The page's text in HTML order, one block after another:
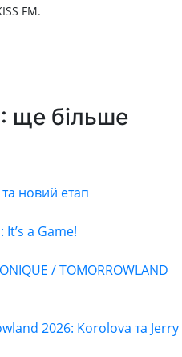
FM.
ще більше
новий етап
It’s a Game!
/ TOMORROWLAND
2026: Korolova та Jerry